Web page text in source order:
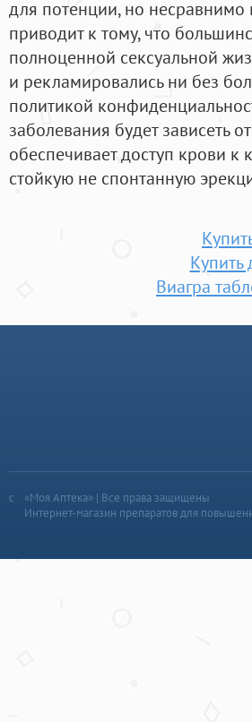
для потенции, но
приводит к тому, что
полноценной сексуальной
и рекламировались ни без
политикой
заболевания будет зависеть
обеспечивает доступ крови к
стойкую не спонтанную
Купить
Виагра
«Моя Аптека» | Все права защищены
Интернет-магазин препаратов для